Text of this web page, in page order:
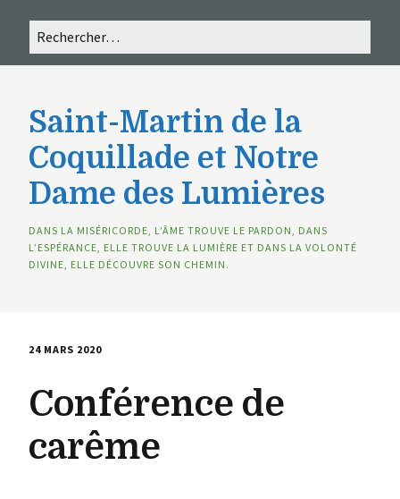
Saint-Martin de la
Coquillade et Notre
Dame des Lumières
DANS LA MISÉRICORDE, L’ÂME TROUVE LE PARDON, DANS
L’ESPÉRANCE, ELLE TROUVE LA LUMIÈRE ET DANS LA VOLONTÉ
DIVINE, ELLE DÉCOUVRE SON CHEMIN.
24 MARS 2020
Conférence de
carême